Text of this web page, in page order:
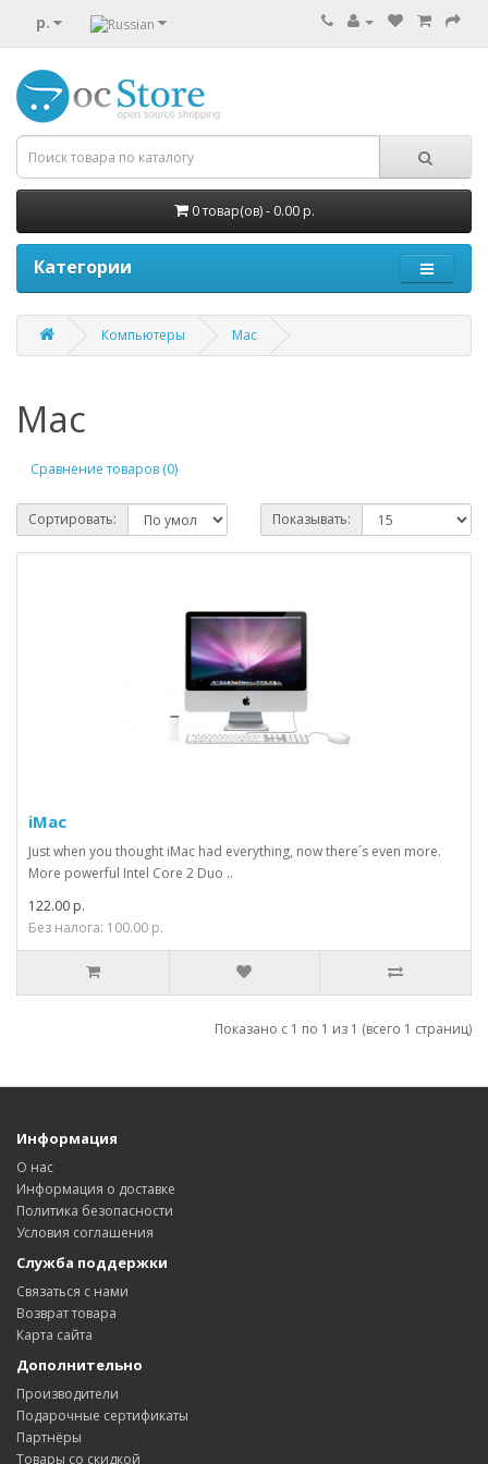
р.
0 товар(ов) - 0.00 р.
Категории
Компьютеры Mac
Mac
Сравнение товаров (0)
Сортировать: Показывать:
iMac
Just when you thought iMac had everything, now there´s even more.
More powerful Intel Core 2 Duo ..
122.00 р.
Без налога: 100.00 р.
Показано с 1 по 1 из 1 (всего 1 страниц)
Информация
О нас
Информация о доставке
Политика безопасности
Условия соглашения
Служба поддержки
Связаться с нами
Возврат товара
Карта сайта
Дополнительно
Производители
Подарочные сертификаты
Партнёры
Товары со скидкой